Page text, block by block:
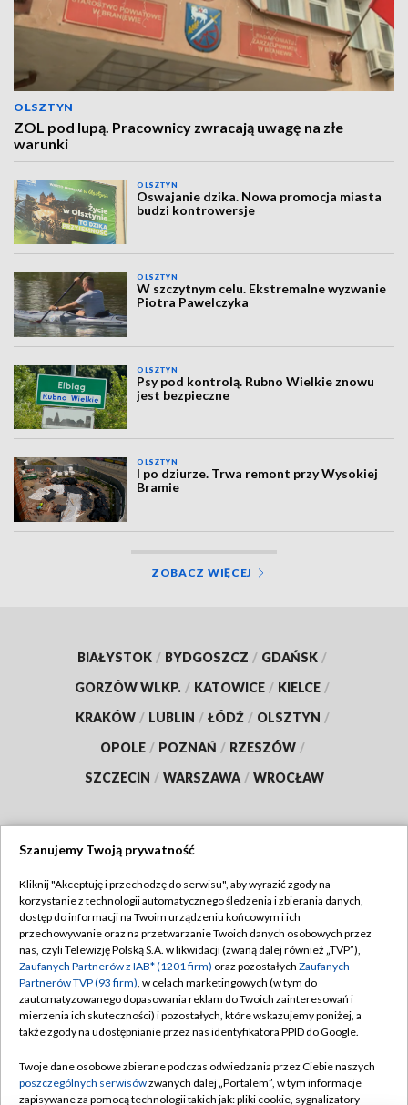
OLSZTYN
ZOL pod lupą. Pracownicy zwracają uwagę na złe
warunki
OLSZTYN
Oswajanie dzika. Nowa promocja miasta
budzi kontrowersje
OLSZTYN
W szczytnym celu. Ekstremalne wyzwanie
Piotra Pawelczyka
OLSZTYN
Psy pod kontrolą. Rubno Wielkie znowu
jest bezpieczne
OLSZTYN
I po dziurze. Trwa remont przy Wysokiej
Bramie
ZOBACZ WIĘCEJ
BIAŁYSTOK / BYDGOSZCZ / GDAŃSK /
GORZÓW WLKP. / KATOWICE / KIELCE /
KRAKÓW / LUBLIN / ŁÓDŹ / OLSZTYN /
OPOLE / POZNAŃ / RZESZÓW /
SZCZECIN / WARSZAWA / WROCŁAW
TVP
Abonament TVP
Emisja w TVP
Centrum informacji TVP
Naziemna Telewizja Cyfrowa
Rada Programowa
Regulamin TVP
Polityka prywatności
Moje zgody
Pomoc
Kontakt
Szanujemy Twoją prywatność
Kliknij "Akceptuję i przechodzę do serwisu", aby wyrazić zgody na
korzystanie z technologii automatycznego śledzenia i zbierania danych,
dostęp do informacji na Twoim urządzeniu końcowym i ich
przechowywanie oraz na przetwarzanie Twoich danych osobowych przez
nas, czyli Telewizję Polską S.A. w likwidacji (zwaną dalej również „TVP”),
Zaufanych Partnerów z IAB* (1201 firm) oraz pozostałych Zaufanych
Partnerów TVP (93 firm), w celach marketingowych (w tym do
zautomatyzowanego dopasowania reklam do Twoich zainteresowań i
mierzenia ich skuteczności) i pozostałych, które wskazujemy poniżej, a
także zgody na udostępnianie przez nas identyfikatora PPID do Google.
Twoje dane osobowe zbierane podczas odwiedzania przez Ciebie naszych
poszczególnych serwisówzwanych dalej „Portalem”, w tym informacje
zapisywane za pomocą technologii takich jak: pliki cookie, sygnalizatory